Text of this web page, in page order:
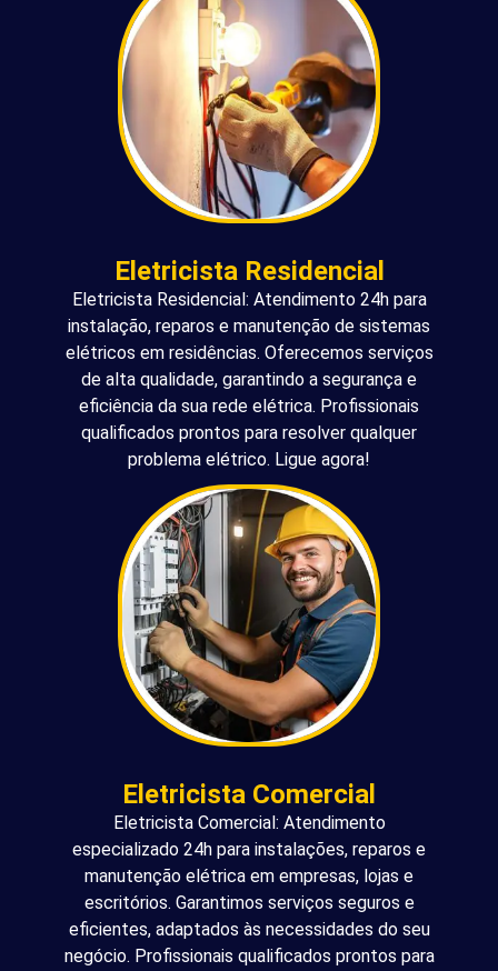
Eletricista Residencial
Eletricista Residencial: Atendimento 24h para
instalação, reparos e manutenção de sistemas
elétricos em residências. Oferecemos serviços
de alta qualidade, garantindo a segurança e
eficiência da sua rede elétrica. Profissionais
qualificados prontos para resolver qualquer
problema elétrico. Ligue agora!
Eletricista Comercial
Eletricista Comercial: Atendimento
especializado 24h para instalações, reparos e
manutenção elétrica em empresas, lojas e
escritórios. Garantimos serviços seguros e
eficientes, adaptados às necessidades do seu
negócio. Profissionais qualificados prontos para